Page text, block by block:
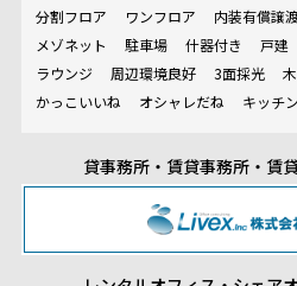
分割フロア
ワンフロア 内装有償譲
メゾネット
駐車場 什器付き 戸建
ラウンジ
周辺環境良好 3面採光
かっこいいね
オシャレだね キッチン
貸事務所・賃貸事務所・賃